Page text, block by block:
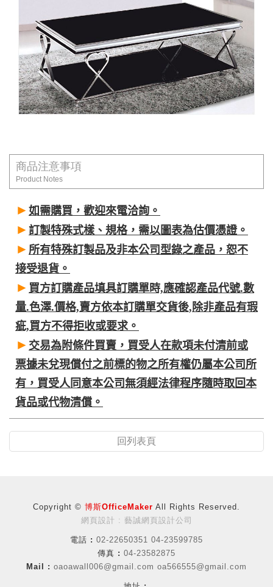
商品注意事項
Product Notes
► 如需購買，歡迎來電洽詢。
► 訂製特殊式樣、規格，需以圖表為估價憑證。
► 所有特殊訂製品及非本公司型錄之產品，恕不
接受退貨。
► 買方訂購產品填具訂購單時,應確認產品代號.數
量.色澤.價格,賣方依本訂購單交貨後,除非產品有瑕
疵,買方不得拒收或要求。
► 交易為附條件買賣，買受人在款項未付清前或
票據未兌現償付之前標的物之所有權仍屬本公司所
有，買受人同意本公司無須經法律程序隨時取回本
貨品或代物清償。
回列表頁
Copyright © 博斯OfficeMaker All Rights Reserved.
網頁設計 : 藝誠網頁設計公司
電話 : 02-22650351 04-23599785
傳真 : 04-23582875
Mail : oaoawall006@gmail.com oa566555@gmail.com